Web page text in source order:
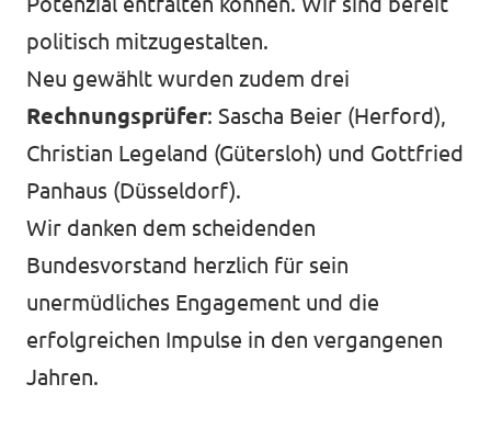
politisch mitzugestalten.
Neu gewählt wurden zudem drei
Rechnungsprüfer: Sascha Beier (Herford),
Christian Legeland (Gütersloh) und Gottfried
Panhaus (Düsseldorf).
Wir danken dem scheidenden
Bundesvorstand herzlich für sein
unermüdliches Engagement und die
erfolgreichen Impulse in den vergangenen
Jahren.